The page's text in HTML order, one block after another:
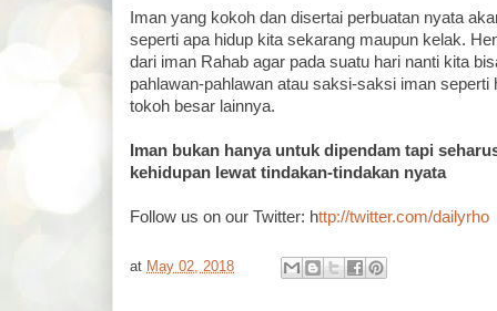
Iman yang kokoh dan disertai perbuatan nyata
seperti apa hidup kita sekarang maupun kelak.
dari iman Rahab agar pada suatu hari nanti kita
pahlawan-pahlawan atau saksi-saksi iman seperti
tokoh besar lainnya.
Iman bukan hanya untuk dipendam tapi
kehidupan lewat tindakan-tindakan nyata
Follow us on our Twitter: http://twitter.com/dailyrho
at May 02, 2018